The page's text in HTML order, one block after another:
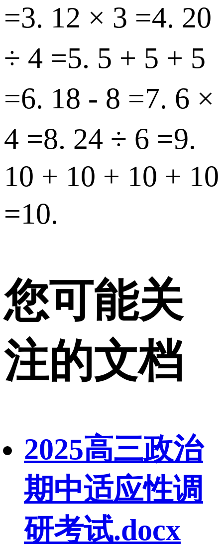
= 3. 12 × 3 = 4. 20
÷ 4 = 5. 5 + 5 + 5
= 6. 18 - 8 = 7. 6 ×
4 = 8. 24 ÷ 6 = 9.
10 + 10 + 10 + 10
= 10.
您可能关
注的文档
2025高三政治
期中适应性调
研考试.docx